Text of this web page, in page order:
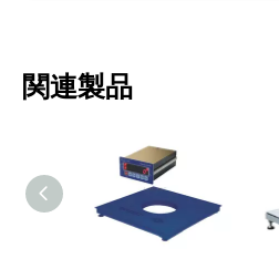
関連製品